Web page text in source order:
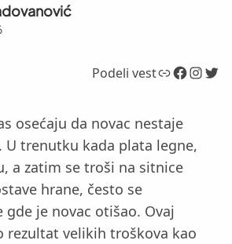
Podeli vestLink Facebook InstagramTwitter
osećaju da novac nestaje
U trenutku kada plata legne,
a zatim se troši na sitnice
hrane, često se
je novac otišao. Ovaj
rezultat velikih troškova kao